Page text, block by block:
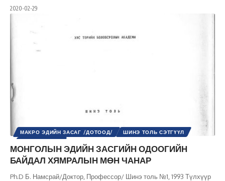
2020-02-29
МАКРО ЭДИЙН ЗАСАГ /ДОТООД/
ШИНЭ ТОЛЬ СЭТГҮҮЛ
МОНГОЛЫН ЭДИЙН ЗАСГИЙН ОДООГИЙН
БАЙДАЛ ХЯМРАЛЫН МӨН ЧАНАР
Ph.D Б. Намсрай/Доктор, Профессор/ Шинэ толь №1, 1993 Түлхүүр